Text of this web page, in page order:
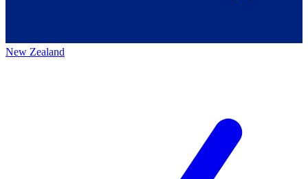
New Zealand